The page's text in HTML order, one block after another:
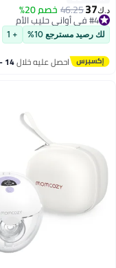
د.ك‏37
46.25خصم 20%
#4 في أواني حليب الأم
#4 في أواني حليب الأم
لك رصيد مسترجع 10% + 1
احصل عليه خلال